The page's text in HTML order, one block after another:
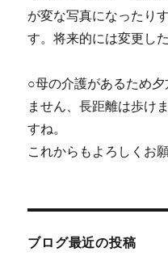
が変な写真になったり
す。将来的には変更し
○母の介護があるため
ません、長距離は歩け
すね。
これからもよろしくお
ブログ最近の投稿